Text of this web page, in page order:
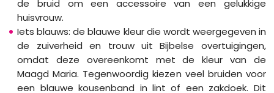
de bruid om een accessoire van een gelukkige
huisvrouw.
Iets blauws: de blauwe kleur die wordt weergegeven in
de zuiverheid en trouw uit Bijbelse overtuigingen,
omdat deze overeenkomt met de kleur van de
Maagd Maria. Tegenwoordig kiezen veel bruiden voor
een blauwe kousenband in lint of een zakdoek. Dit